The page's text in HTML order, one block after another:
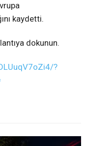
kaydetti.
dokunun.
?